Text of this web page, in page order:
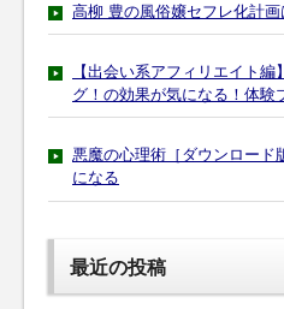
高柳 豊の風俗嬢セフレ化計
【出会い系アフィリエイト
グ！の効果が気になる！体験
悪魔の心理術［ダウンロード
になる
最近の投稿